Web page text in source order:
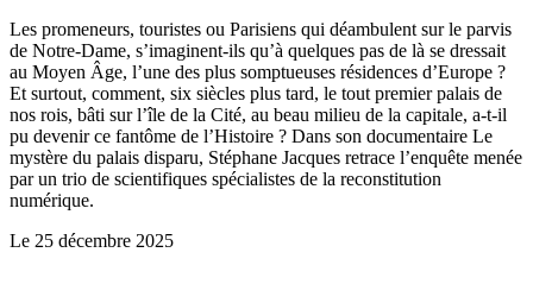
Les promeneurs, touristes ou Parisiens qui déambulent sur le parvis
de Notre-Dame, s’imaginent-ils qu’à quelques pas de là se dressait
au Moyen Âge, l’une des plus somptueuses résidences d’Europe ?
Et surtout, comment, six siècles plus tard, le tout premier palais de
nos rois, bâti sur l’île de la Cité, au beau milieu de la capitale, a-t-il
pu devenir ce fantôme de l’Histoire ? Dans son documentaire Le
mystère du palais disparu, Stéphane Jacques retrace l’enquête menée
par un trio de scientifiques spécialistes de la reconstitution
numérique.
Le 25 décembre 2025